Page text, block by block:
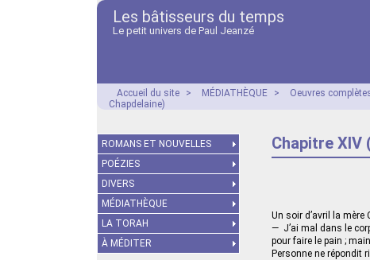
Les bâtisseurs du temps
Le petit univers de Paul Jeanzé
Accueil du site > MÉDIATHÈQUE > Oeuvres
Chapdelaine)
Chapitre XIV
Un soir d’avril la mère
— J’ai mal dans le
pour faire le pain ;
Personne ne répondit
ROMANS ET NOUVELLES
POÉZIES
DIVERS
MÉDIATHÈQUE
LA TORAH
À MÉDITER